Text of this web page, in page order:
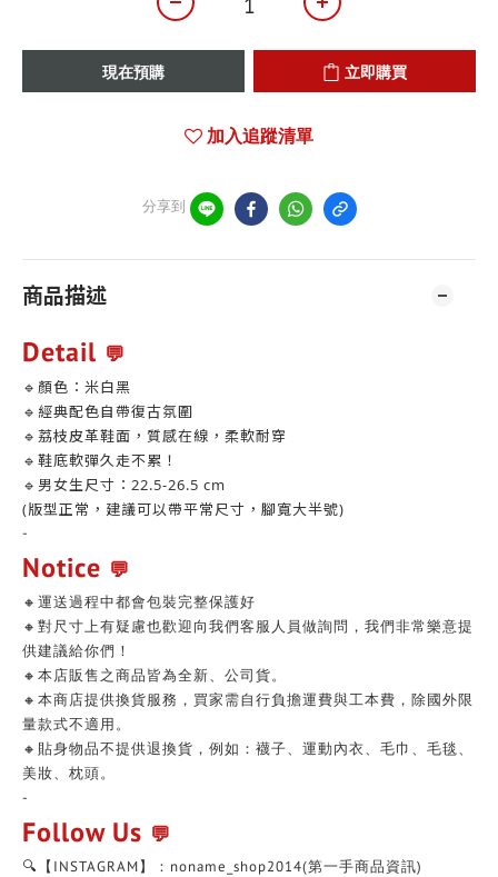
現在預購 立即購買
加入追蹤清單
分享到
商品描述
Detail 💬
🔹顏色：米白黑
🔹經典配色自帶復古氛圍
🔹荔枝皮革鞋面，質感在線，柔軟耐穿
🔹鞋底軟彈久走不累！
🔹男女生尺寸：22.5-26.5 cm
(版型正常，建議可以帶平常尺寸，腳寬大半號)
-
Notice 💬
🔸運送過程中都會包裝完整保護好
🔸對尺寸上有疑慮也歡迎向我們客服人員做詢問，我們非常樂意提
供建議給你們！
🔸本店販售之商品皆為全新、公司貨。
🔸本商店提供換貨服務，買家需自行負擔運費與工本費，除國外限
量款式不適用。
🔸貼身物品不提供退換貨，例如：襪子、運動內衣、毛巾、毛毯、
美妝、枕頭。
-
Follow Us 💬
🔍【INSTAGRAM】：noname_shop2014(第一手商品資訊)